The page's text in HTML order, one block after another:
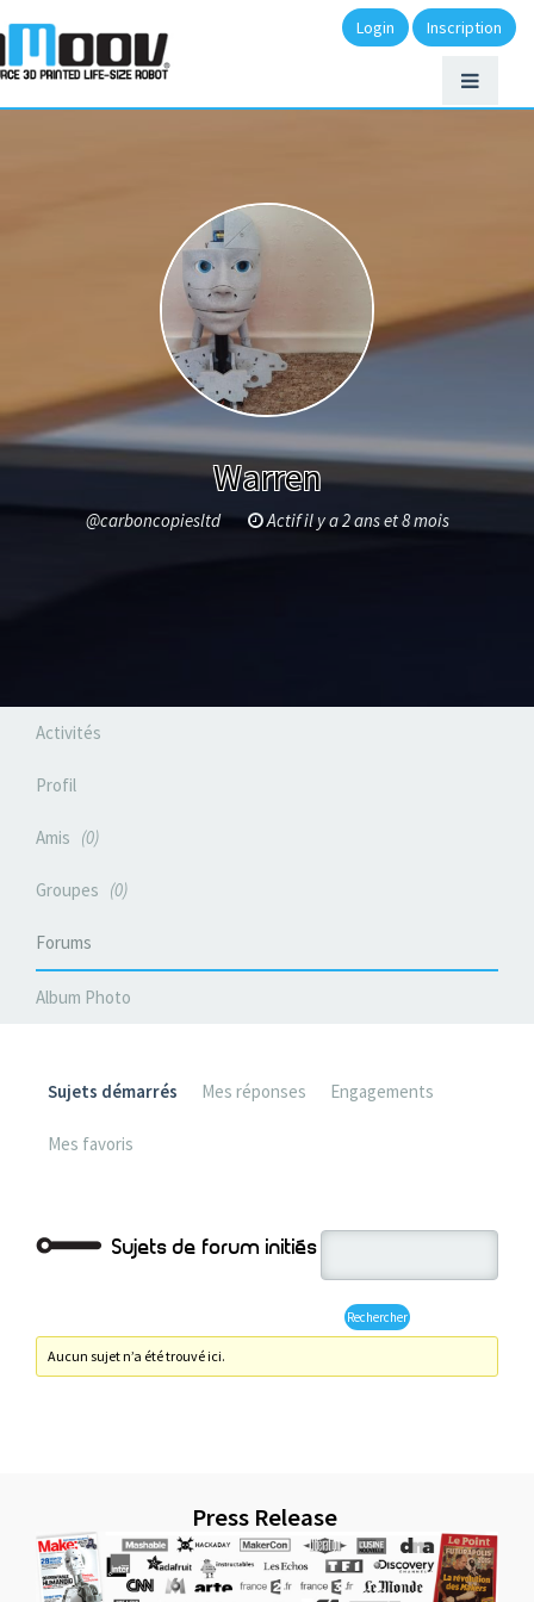
Login Inscription
Warren
@carboncopiesltd Actif il y a 2 ans et 8 mois
Activités
Profil
Amis 0
Groupes 0
Forums
Album Photo
Sujets démarrés Mes réponses Engagements
Mes favoris
Sujets de forum initiés
Aucun sujet n’a été trouvé ici.
Press Release